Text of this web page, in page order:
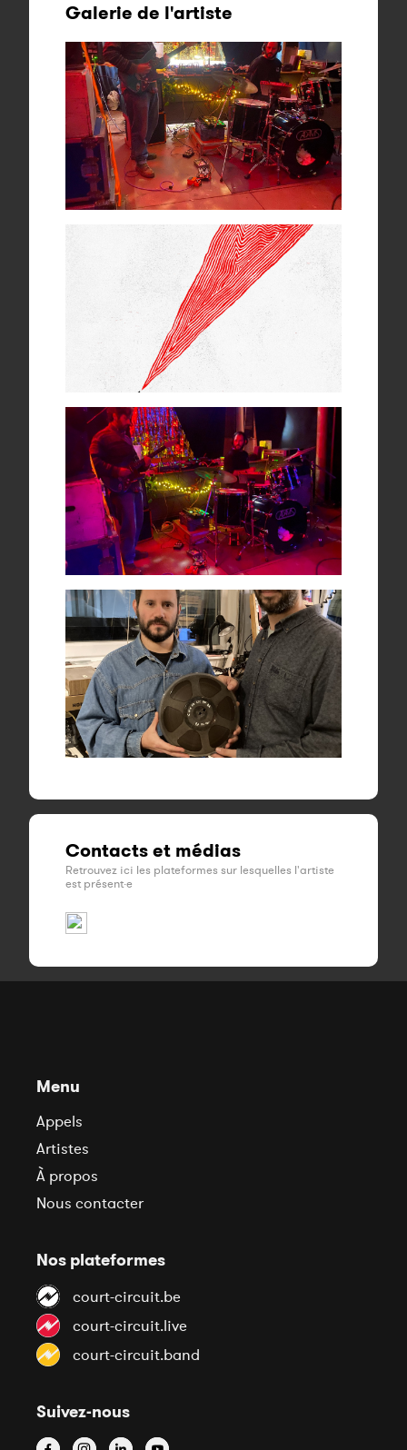
Galerie de l'artiste
Contacts et médias
Retrouvez ici les plateformes sur lesquelles l'artiste
est présent·e
Menu
Appels
Artistes
À propos
Nous contacter
Nos plateformes
court-circuit.be
court-circuit.live
court-circuit.band
Suivez-nous